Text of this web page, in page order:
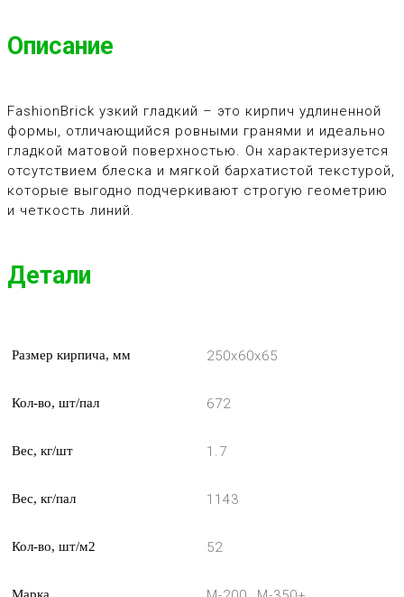
Описание
FashionBrick узкий гладкий – это кирпич удлиненной
формы, отличающийся ровными гранями и идеально
гладкой матовой поверхностью. Он характеризуется
отсутствием блеска и мягкой бархатистой текстурой,
которые выгодно подчеркивают строгую геометрию
и четкость линий.
Детали
Размер кирпича, мм 250х60х65
Кол-во, шт/пал 672
Вес, кг/шт 1.7
Вес, кг/пал 1143
Кол-во, шт/м2 52